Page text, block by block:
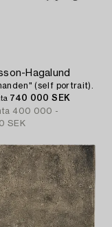
Hagalund
(self portrait).
740 000 SEK
400 000 -
SEK